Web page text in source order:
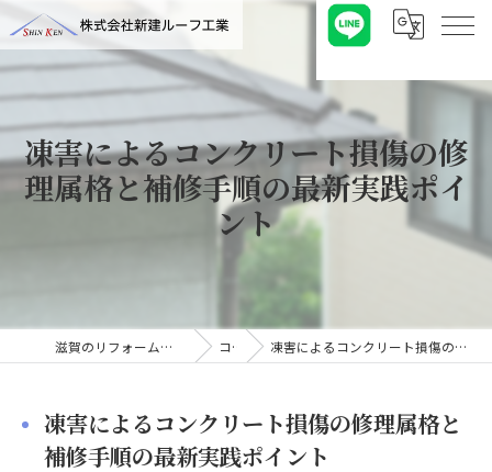
凍害によるコンクリート損傷の修
理属格と補修手順の最新実践ポイ
ント
滋賀のリフォームなら株式会社新建ルーフ工業 コラム 凍害によるコンクリート損傷の修理属格と補修手順の最新実践ポイント
凍害によるコンクリート損傷の修理属格と
補修手順の最新実践ポイント